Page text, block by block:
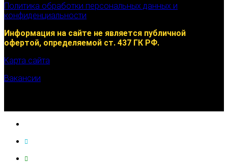
Политика обработки персональных данных и
конфиденциальности
Информация на сайте не является публичной
офертой, определяемой ст. 437 ГК РФ.
Карта сайта
Вакансии